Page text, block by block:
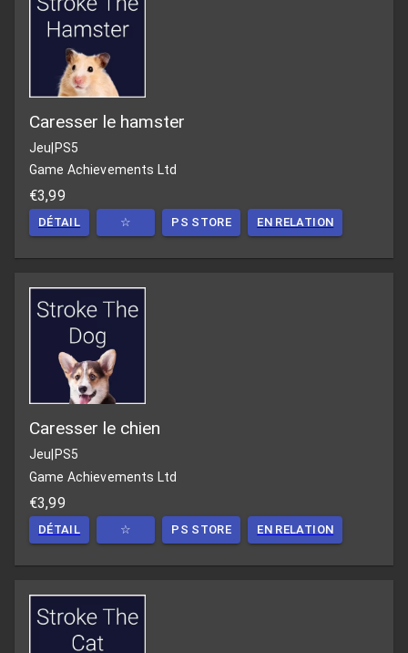
Caresser le hamster
Jeu|PS5
Game Achievements Ltd
€3,99
DÉTAIL ☆ PS STORE EN RELATION
Caresser le chien
Jeu PS5
Game Achievements Ltd
€3,99
DÉTAIL ☆ PS STORE EN RELATION